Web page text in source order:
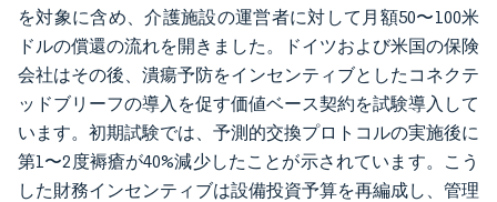
を対象に含め、介護施設の運営者に対して月額50〜100米
ドルの償還の流れを開きました。ドイツおよび米国の保険
会社はその後、潰瘍予防をインセンティブとしたコネクテ
ッドブリーフの導入を促す価値ベース契約を試験導入して
います。初期試験では、予測的交換プロトコルの実施後に
第1〜2度褥瘡が40%減少したことが示されています。こう
した財務インセンティブは設備投資予算を再編成し、管理